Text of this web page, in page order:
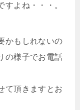
よね・・・。
かもしれないの
の様子でお電話
て頂きますとお